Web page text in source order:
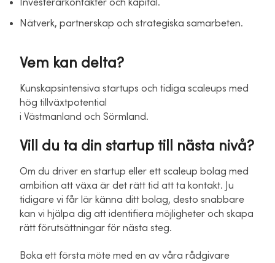
Investerarkontakter och kapital.
Nätverk, partnerskap och strategiska samarbeten.
Vem kan delta?
Kunskapsintensiva startups och tidiga scaleups med
hög tillväxtpotential
i Västmanland och Sörmland.
Vill du ta din startup till nästa nivå?
Om du driver en startup eller ett scaleup bolag med
ambition att växa är det rätt tid att ta kontakt. Ju
tidigare vi får lär känna ditt bolag, desto snabbare
kan vi hjälpa dig att identifiera möjligheter och skapa
rätt förutsättningar för nästa steg.
Boka ett första möte med en av våra rådgivare